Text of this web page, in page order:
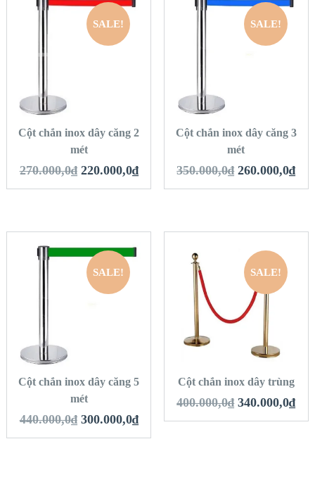
SALE!
QUICK LOOK
THÊM VÀO GIỎ
HÀNG
Cột chắn inox dây căng 2
mét
270.000,0₫ 220.000,0₫
SALE!
QUICK LOOK
VIEW DETAILS
THÊM VÀO GIỎ
HÀNG
Cột chắn inox dây căng 3
mét
350.000,0₫ 260.000,0₫
SALE!
QUICK LOOK
VIEW DETAILS
THÊM VÀO GIỎ
HÀNG
Cột chắn inox dây căng 5
mét
440.000,0₫ 300.000,0₫
SALE!
QUICK LOOK
VIEW DETAILS
THÊM VÀO GIỎ
HÀNG
Cột chắn inox dây trùng
400.000,0₫ 340.000,0₫